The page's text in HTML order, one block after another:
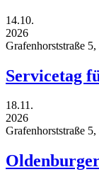
14.10.
2026
Grafenhorststraße 5,
Servicetag
18.11.
2026
Grafenhorststraße 5,